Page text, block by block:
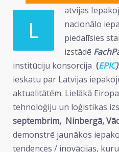
L
atvijas
nacionālo
piedalīsies
izstādē
institūciju konsorcija (EPIC)
ieskatu par Latvijas
aktualitātēm. Lielākā
tehnoloģiju un loģistikas
septembrim, Ninbergā,
demonstrē jaunākos
tendences / inovācijas,